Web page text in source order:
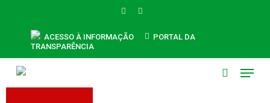
FACEBOOKINSTAGRAM
ACESSO À INFORMAÇÃO
PORTAL DA
TRANSPARÊNCIA
Menu